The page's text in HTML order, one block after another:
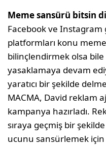
Meme sansürü bitsin
Facebook ve Instagram
platformları konu
bilinçlendirmek olsa
yasaklamaya devam
yaratıcı bir şekilde
MACMA, David reklam
kampanya hazırladı.
sıraya geçmiş bir
ucunu sansürlemek için